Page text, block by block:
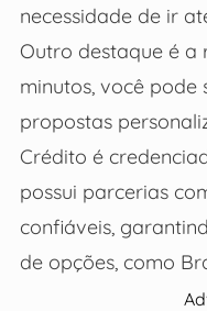
necessidade de ir
Outro destaque é a
minutos, você
propostas
Crédito é
possui parcerias
confiáveis,
de opções, como